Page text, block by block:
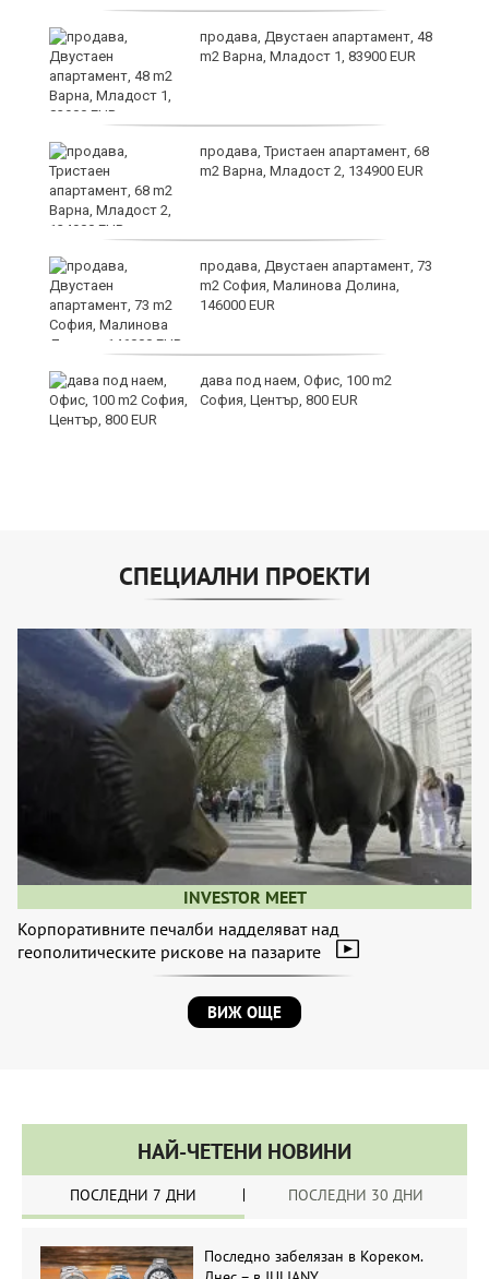
продава, Двустаен апартамент, 48
m2 Варна, Младост 1, 83900 EUR
продава, Тристаен апартамент, 68
m2 Варна, Младост 2, 134900 EUR
продава, Двустаен апартамент, 73
m2 София, Малинова Долина,
146000 EUR
дава под наем, Офис, 100 m2
София, Център, 800 EUR
СПЕЦИАЛНИ ПРОЕКТИ
INVESTOR MEET
Корпоративните печалби надделяват над
геополитическите рискове на пазарите
ВИЖ ОЩЕ
НАЙ-ЧЕТЕНИ НОВИНИ
ПОСЛЕДНИ 7 ДНИ ПОСЛЕДНИ 30 ДНИ
Последно забелязан в Кореком.